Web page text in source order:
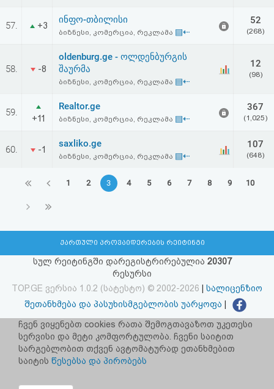
57. +3
ინფო-თბილისი
ბიზნესი, კომერცია, რეკლამა ▤⇠
52
(268)
58. -8
oldenburg.ge - ოლდენბურგის
შაურმა
ბიზნესი, კომერცია, რეკლამა ▤⇠
12
(98)
59.
+11
Realtor.ge
ბიზნესი, კომერცია, რეკლამა ▤⇠
367
(1,025)
60. -1
saxliko.ge
ბიზნესი, კომერცია, რეკლამა ▤⇠
107
(648)
1 2 3 4 5 6 7 8 9 10
ქართული პროვაიდერების რეიტინგი
სულ რეიტინგში დარეგისტრირებულია 20307
რესურსი
TOP.GE ვერსია 1.0.2 (სატესტო) © 2002-2026
სალიცენზიო
შეთანხმება და პასუხისმგებლობის უარყოფა
facebook.com/TOP.GE
იხილეთ TOP.GE - ის ძველი ვერსია ბმულზე
ჩვენ ვიყენებთ cookies რათა შემოგთავაზოთ უკეთესი
სერვისი და მეტი კომფორტულობა. ჩვენი საიტით
სარგებლობით თქვენ ავტომატურად ეთანხმებით
საიტის წესებსა და პირობებს